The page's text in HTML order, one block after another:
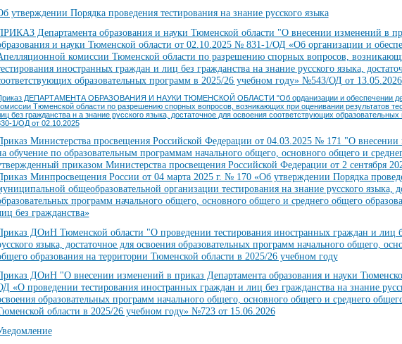
утверждении Порядка проведения тестирования на знание русского языка
Департамента образования и науки Тюменской области "О внесении изменений в
и науки Тюменской области от 02.10.2025 № 831-1/ОД «Об организации и
комиссии Тюменской области по разрешению спорных вопросов,
иностранных граждан и лиц без гражданства на знание русского языка,
образовательных программ в 2025/26 учебном году» №543/ОД от 13.05.2026
ДЕПАРТАМЕНТА ОБРАЗОВАНИЯ И НАУКИ ТЮМЕНСКОЙ ОБЛАСТИ "Об opданизации и обеспечении
Тюменской области по разрешению спорных вопросов, возникающих при оценивании результатов
без гражданства н а знание русского языка, достаточное для освоения соответствующих
1/ОД от 02.10.2025
Министерства просвещения Российской Федерации от 04.03.2025 № 171 "О
обучение по образовательным программам начального общего, основного общего и
приказом Министерства просвещения Российской Федерации от 2 сентября
Минпросвещения России от 04 марта 2025 г. № 170 «Об утверждении Порядка
общеобразовательной организации тестирования на знание русского языка,
программ начального общего, основного общего и среднего общего
без гражданства»
ДОиН Тюменской области "О проведении тестирования иностранных граждан и лиц
языка, достаточное для освоения образовательных программ начального общего,
образования на территории Тюменской области в 2025/26 учебном году
ДОиН "О внесении изменений в приказ Департамента образования и науки
«О проведении тестирования иностранных граждан и лиц без гражданства на знание
образовательных программ начального общего, основного общего и среднего
области в 2025/26 учебном году» №723 от 15.06.2026